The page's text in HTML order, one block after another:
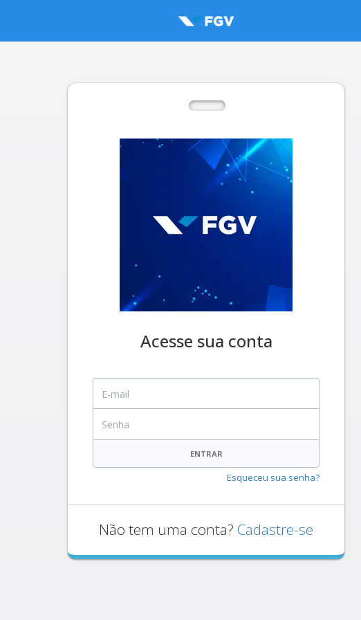
Acesse sua conta
E-mail
ENTRAR
Esqueceu sua senha?
Não tem uma conta? Cadastre-se